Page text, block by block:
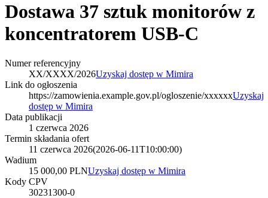
Dostawa 37 sztuk monitorów z
koncentratorem USB-C
Numer referencyjny
XX/XXXX/2026Uzyskaj dostęp w Mimira
Link do ogłoszenia
https://zamowienia.example.gov.pl/ogloszenie/xxxxxxUzyskaj
dostęp w Mimira
Data publikacji
1 czerwca 2026
Termin składania ofert
11 czerwca 2026(2026-06-11T10:00:00)
Wadium
15 000,00 PLNUzyskaj dostęp w Mimira
Kody CPV
30231300-0